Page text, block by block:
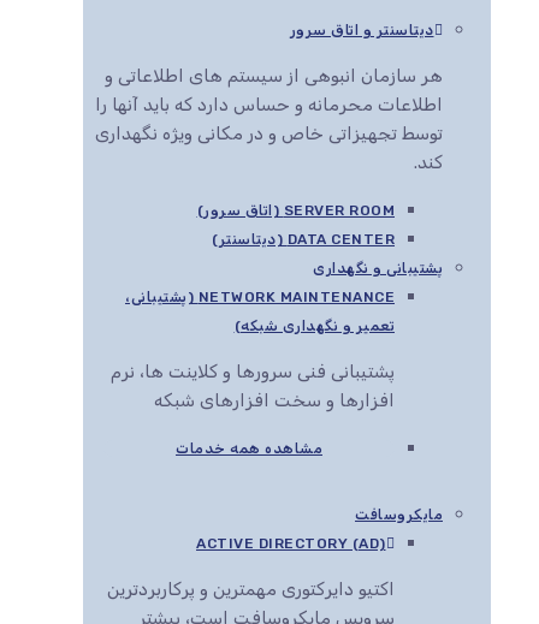
دیتاسنتر و اتاق سرور
هر سازمان انبوهی از سیستم های اطلاعاتی و
اطلاعات محرمانه و حساس دارد که باید آنها را
توسط تجهیزاتی خاص و در مکانی ویژه نگهداری
کند.
SERVER ROOM (اتاق سرور)
DATA CENTER (دیتاسنتر)
پشتیبانی و نگهداری
NETWORK MAINTENANCE (پشتیبانی،
تعمیر و نگهداری شبکه)
پشتیبانی فنی سرورها و کلاینت ها، نرم
افزارها و سخت افزارهای شبکه
مشاهده همه خدمات
مایکروسافت
ACTIVE DIRECTORY (AD)
اکتیو دایرکتوری مهمترین و پرکاربردترین
سرویس مایکروسافت است، بیشتر